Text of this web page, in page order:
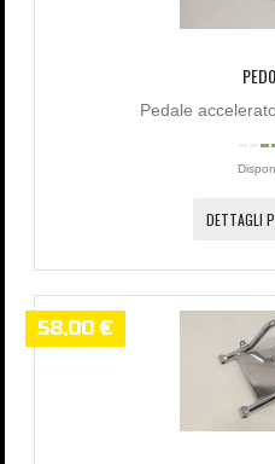
Pedale
DETTAGLI
58,00 €